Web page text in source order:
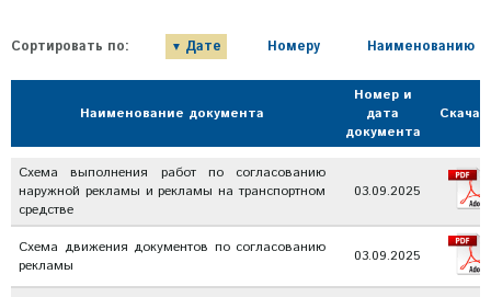
Сортировать по: Дате Номеру Наименованию
Наименование документа
Номер и
дата
документа
Схема выполнения работ по согласованию
наружной рекламы и рекламы на транспортном
средстве
03.09.2025
Схема движения документов по согласованию
рекламы
03.09.2025